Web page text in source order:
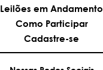
Leilões em Andamento
Como Participar
Cadastre-se